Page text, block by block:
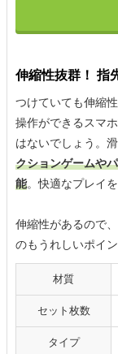
伸縮性抜群！ 指
つけていても伸縮
操作ができるスマ
はないでしょう。
クションゲームや
能。快適なプレイ
伸縮性があるので
のもうれしいポイン
材質
セット枚数
タイプ